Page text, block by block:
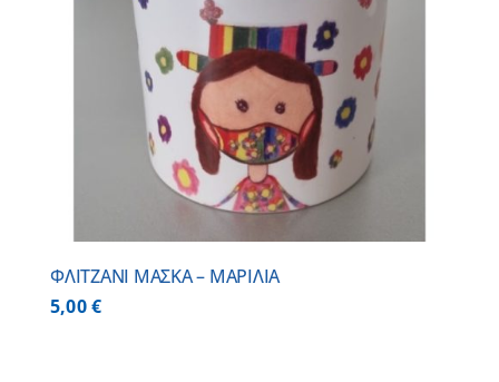
ΦΛΙΤΖΑΝΙ ΜΑΣΚΑ – ΜΑΡΙΛΙΑ
5,00€